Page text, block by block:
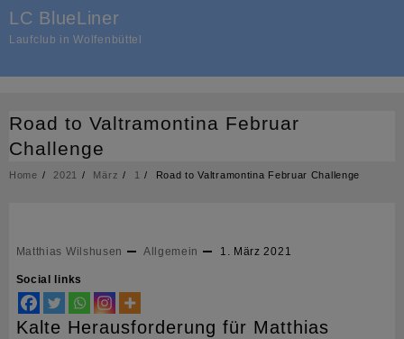
content
LC BlueLiner
Laufclub in Wolfenbüttel
Road to Valtramontina Februar
Challenge
Home 2021 März 1 Road to Valtramontina Februar Challenge
Matthias Wilshusen Allgemein 1. März 2021
Social links
Kalte Herausforderung für Matthias